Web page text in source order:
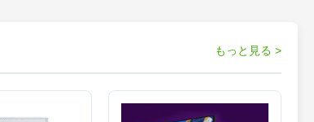
もっと見る >